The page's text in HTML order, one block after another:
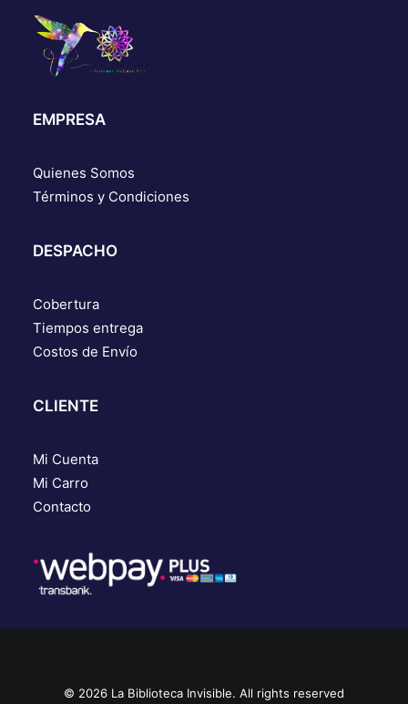
EMPRESA
Quienes Somos
Términos y Condiciones
DESPACHO
Cobertura
Tiempos entrega
Costos de Envío
CLIENTE
Mi Cuenta
Mi Carro
Contacto
© 2026 La Biblioteca Invisible. All rights reserved